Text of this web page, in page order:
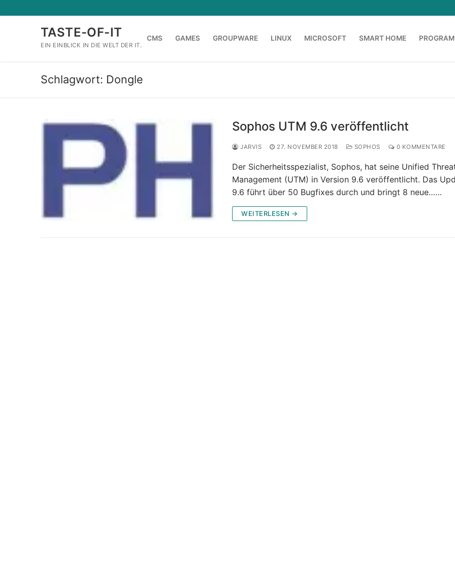
Inhalt
TASTE-OF-IT
EIN EINBLICK IN DIE WELT DER IT.
CMS GAMES GROUPWARE LINUX MICROSOFT SMART HOME
Schlagwort: Dongle
Sophos UTM 9.6 veröffentlicht
JARVIS 27. NOVEMBER 2018 SOPHOS 0 KOMMENTARE
Der Sicherheitsspezialist, Sophos, hat seine Unified
Management (UTM) in Version 9.6 veröffentlicht. Das
9.6 führt über 50 Bugfixes durch und bringt 8 neue……
WEITERLESEN →